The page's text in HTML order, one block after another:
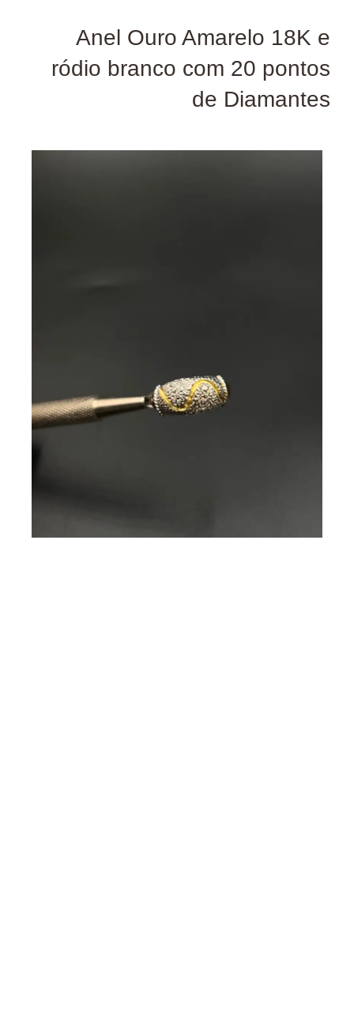
Anel Ouro Amarelo 18K e
ródio branco com 20 pontos
de Diamantes